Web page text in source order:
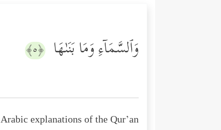
وَٱلسَّمَاۤءِ وَمَا بَنَىٰهَا ﴿٥﴾
Arabic explanations of the Qur’an: